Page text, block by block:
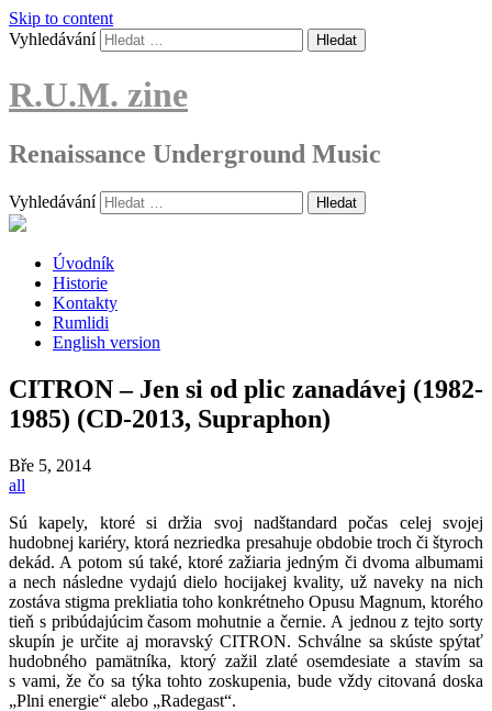
Skip to content
Vyhledávání
R.U.M. zine
Renaissance Underground Music
Vyhledávání
Úvodník
Historie
Kontakty
Rumlidi
English version
CITRON – Jen si od plic zanadávej (1982-
1985) (CD-2013, Supraphon)
Bře 5, 2014
all
Sú kapely, ktoré si držia svoj nadštandard počas celej svojej
hudobnej kariéry, ktorá nezriedka presahuje obdobie troch či štyroch
dekád. A potom sú také, ktoré zažiaria jedným či dvoma albumami
a nech následne vydajú dielo hocijakej kvality, už naveky na nich
zostáva stigma prekliatia toho konkrétneho Opusu Magnum, ktorého
tieň s pribúdajúcim časom mohutnie a černie. A jednou z tejto sorty
skupín je určite aj moravský CITRON. Schválne sa skúste spýtať
hudobného pamätníka, ktorý zažil zlaté osemdesiate a stavím sa
s vami, že čo sa týka tohto zoskupenia, bude vždy citovaná doska
„Plni energie“ alebo „Radegast“.